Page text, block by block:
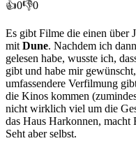
👍0👎0
Es gibt Filme die einen über
mit Dune. Nachdem ich
gelesen habe, wusste ich,
gibt und habe mir
umfassendere Verfilmung
die Kinos kommen
nicht wirklich viel um die
das Haus Harkonnen, macht
Seht aber selbst.